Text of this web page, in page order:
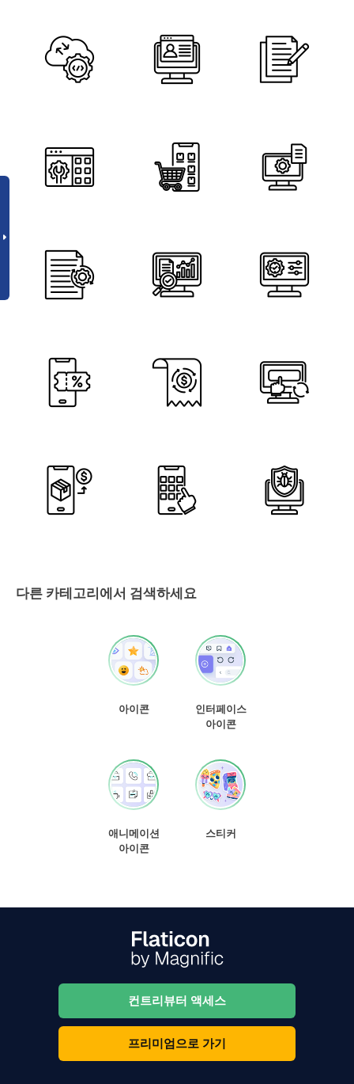
다른 카테고리에서 검색하세요
아이콘
인터페이스
아이콘
애니메이션
아이콘
스티커
컨트리뷰터 액세스
프리미엄으로 가기